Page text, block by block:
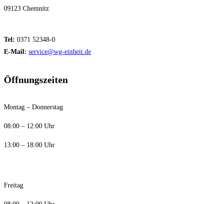
09123 Chemnitz
Tel: 0371 52348-0
E-Mail: service@wg-einheit.de
Öffnungszeiten
Montag – Donnerstag
08:00 – 12:00 Uhr
13:00 – 18:00 Uhr
Freitag